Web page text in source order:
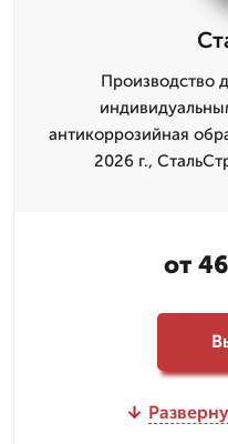
Производство
антикоррозийная
2026 г.,
от